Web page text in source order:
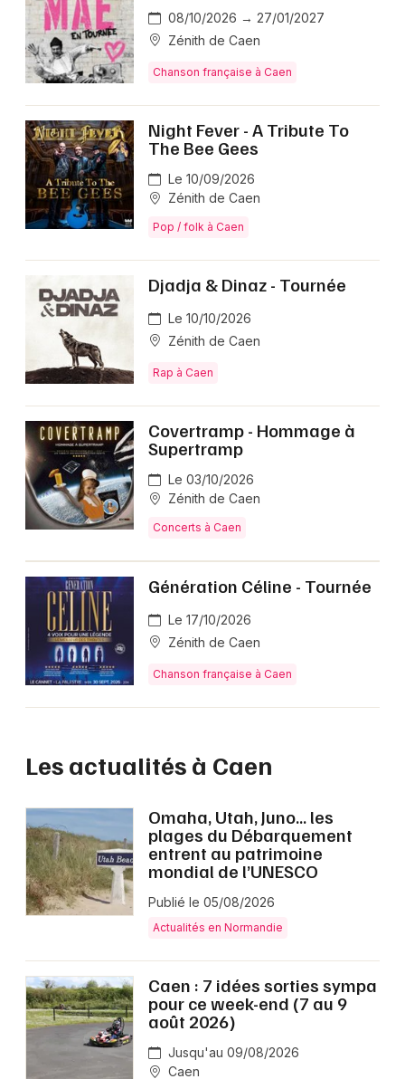
08/10/2026 → 27/01/2027
Zénith de Caen
Chanson française à Caen
Night Fever - A Tribute To
The Bee Gees
Le 10/09/2026
Zénith de Caen
Pop / folk à Caen
Djadja & Dinaz - Tournée
Le 10/10/2026
Zénith de Caen
Rap à Caen
Covertramp - Hommage à
Supertramp
Le 03/10/2026
Zénith de Caen
Concerts à Caen
Génération Céline - Tournée
Le 17/10/2026
Zénith de Caen
Chanson française à Caen
Les actualités à Caen
Omaha, Utah, Juno… les
plages du Débarquement
entrent au patrimoine
mondial de l’UNESCO
Publié le 05/08/2026
Actualités en Normandie
Caen : 7 idées sorties sympa
pour ce week-end (7 au 9
août 2026)
Jusqu'au 09/08/2026
Caen